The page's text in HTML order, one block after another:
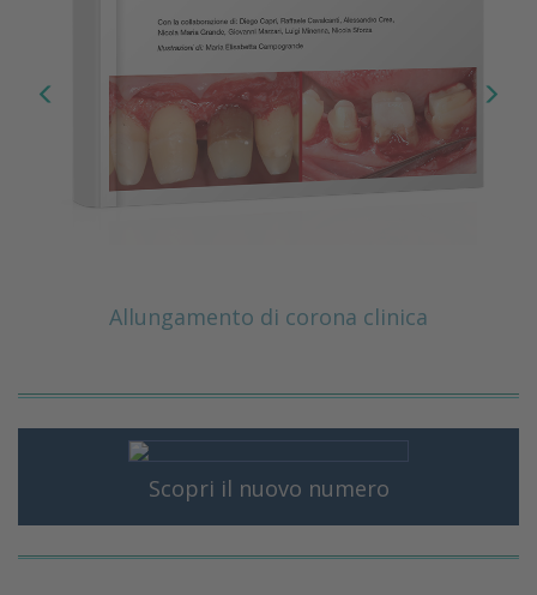
Allungamento di corona clinica
Scopri il nuovo numero